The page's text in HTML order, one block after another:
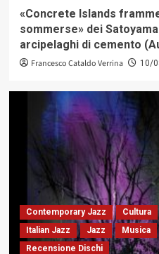
«Concrete Islands
sommerse» dei
arcipelaghi di cemento
Francesco Cataldo Verrina 10/
Contemporary Jazz Cultura
Italian Jazz
Jazz Musica
Recensione Dischi